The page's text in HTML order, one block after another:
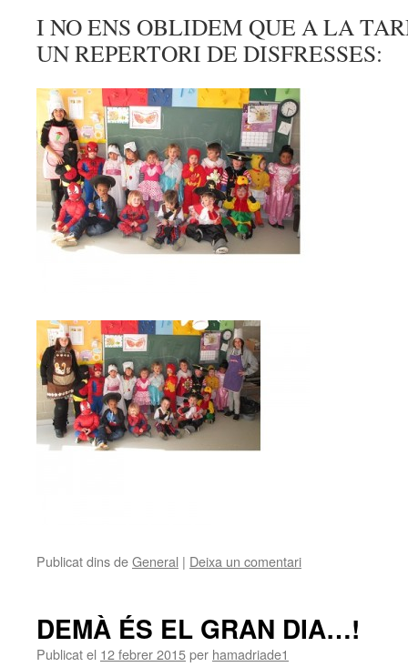
I NO ENS OBLIDEM QUE A LA
UN REPERTORI DE DISFRESSES:
Publicat dins deGeneral | Deixa un comentari
DEMÀ ÉS EL GRAN DIA…!
Publicat el 12 febrer 2015per hamadriade1